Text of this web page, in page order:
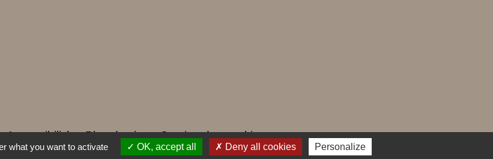
Accessibilité - Plan du site - Gestion des cookies
what you want to activate OK, accept all Deny all cookies Personalize